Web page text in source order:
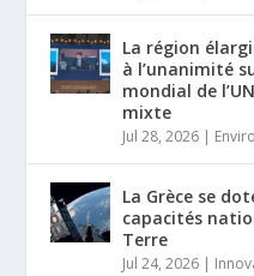
La région
à l’unanimité
mondial de
mixte
Jul 28, 2026 |
La Grèce se
capacités
Terre
Jul 24, 2026 |